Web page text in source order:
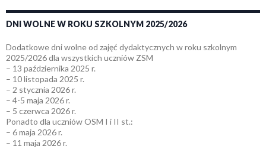
DNI WOLNE W ROKU SZKOLNYM 2025/2026
Dodatkowe dni wolne od zajęć dydaktycznych w roku szkolnym
2025/2026 dla wszystkich uczniów ZSM
– 13 października 2025 r.
– 10 listopada 2025 r.
– 2 stycznia 2026 r.
– 4-5 maja 2026 r.
– 5 czerwca 2026 r.
Ponadto dla uczniów OSM I i II st.:
– 6 maja 2026 r.
– 11 maja 2026 r.